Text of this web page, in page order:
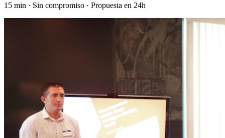
15 min · Sin compromiso · Propuesta en 24h